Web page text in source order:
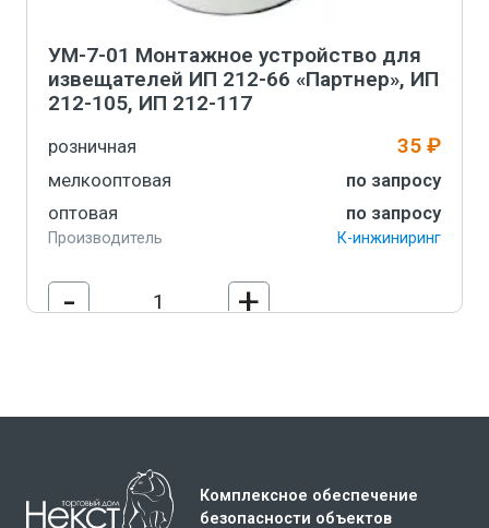
УМ-7-01 Монтажное устройство для
извещателей ИП 212-66 «Партнер», ИП
212-105, ИП 212-117
розничная 35 ₽
мелкооптовая
по запросу
оптовая
по запросу
Производитель К-инжиниринг
- +
Комплексное обеспечение
безопасности объектов